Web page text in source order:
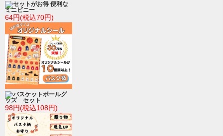
セットがお得 便利な
ミニビニー
64円(税込70円)
バスケットボールグ
ッズ セット
98円(税込108円)